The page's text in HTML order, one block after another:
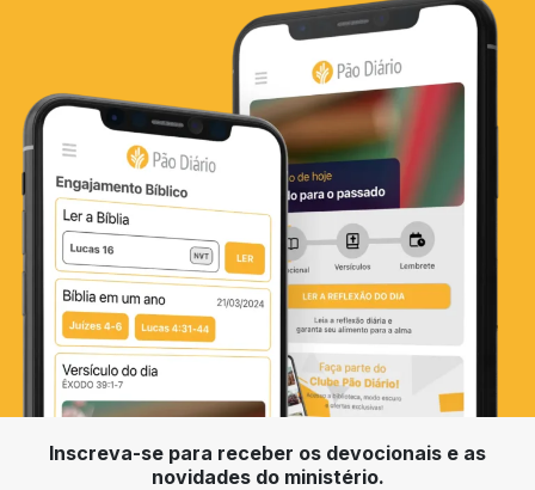
Inscreva-se para receber os devocionais e as
novidades do ministério.